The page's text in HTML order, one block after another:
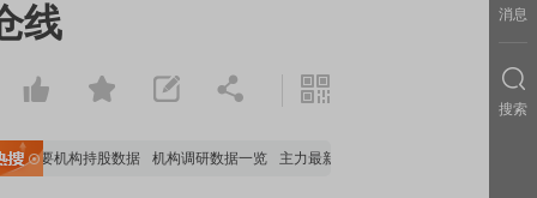
线
重要机构持股数据 机构调研数据一览 主力最新动向
消息
搜索